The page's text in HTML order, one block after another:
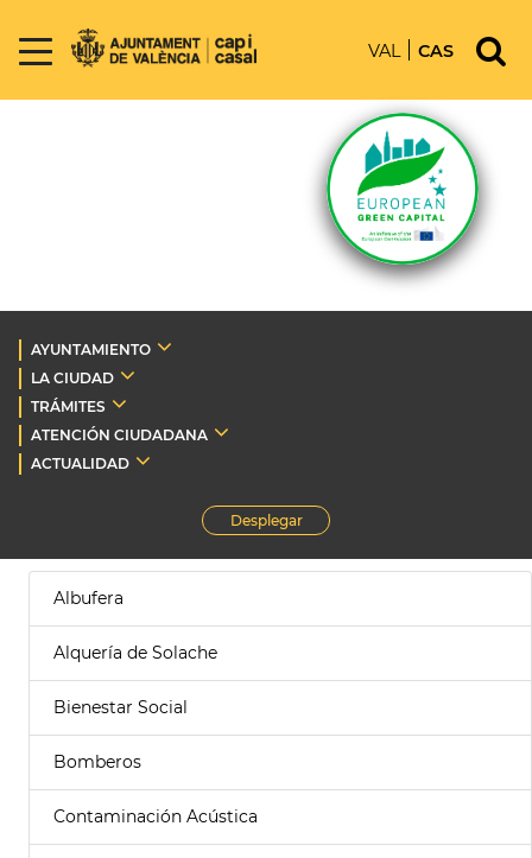
VAL CAS
AYUNTAMIENTO
LA CIUDAD
TRÁMITES
ATENCIÓN CIUDADANA
ACTUALIDAD
Desplegar
Albufera
Alquería de Solache
Bienestar Social
Bomberos
Contaminación Acústica